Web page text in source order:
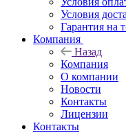
Условия
Гарантия на
Компания
Назад
Компания
О компании
Новости
Контакты
Лицензии
Контакты